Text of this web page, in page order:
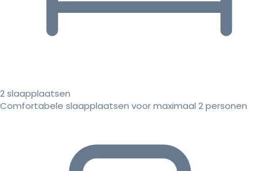
2 slaapplaatsen
Comfortabele slaapplaatsen voor maximaal 2 personen